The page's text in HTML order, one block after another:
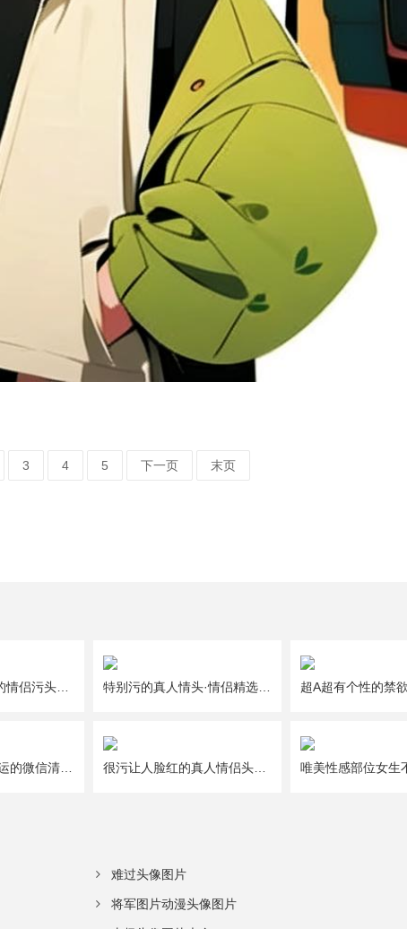
3 4 5 下一页 末页
一人一半好撩人的情侣污头像图片大全 特别污的真人情头·情侣精选头像图片大全
给2021年带来好运的微信清新唯美幸运头像图片 很污让人脸红的真人情侣头像图片大全
难过头像图片
将军图片动漫头像图片